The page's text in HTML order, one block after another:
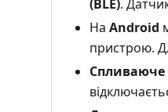
(BLE).
На Android
пристрою.
Спливаюче